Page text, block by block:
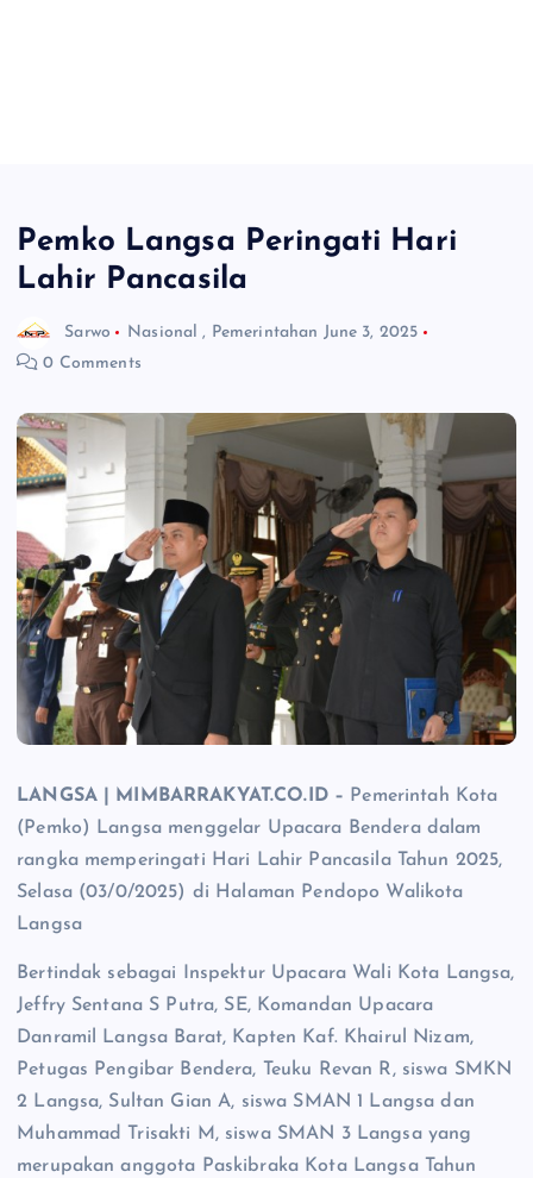
Pemko Langsa Peringati Hari
Lahir Pancasila
Sarwo Nasional , Pemerintahan June 3, 2025
0 Comments
LANGSA | MIMBARRAKYAT.CO.ID – Pemerintah Kota
(Pemko) Langsa menggelar Upacara Bendera dalam
rangka memperingati Hari Lahir Pancasila Tahun 2025,
Selasa (03/0/2025) di Halaman Pendopo Walikota
Langsa
Bertindak sebagai Inspektur Upacara Wali Kota Langsa,
Jeffry Sentana S Putra, SE, Komandan Upacara
Danramil Langsa Barat, Kapten Kaf. Khairul Nizam,
Petugas Pengibar Bendera, Teuku Revan R, siswa SMKN
2 Langsa, Sultan Gian A, siswa SMAN 1 Langsa dan
Muhammad Trisakti M, siswa SMAN 3 Langsa yang
merupakan anggota Paskibraka Kota Langsa Tahun